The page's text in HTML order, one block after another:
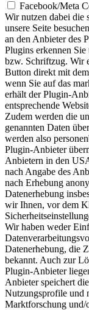
Facebook/Meta
Wir nutzen dabei
unsere Seite
an den Anbieter des
Plugins erkennen
bzw. Schriftzug. Wir
Button direkt mit
wenn Sie auf das
erhält der Plugin-
entsprechende
Zudem werden die
genannten Daten
werden also
Plugin-Anbieter
Anbietern in den
nach Angabe des
nach Erhebung
Datenerhebung
wir Ihnen, vor dem
Wir haben weder
Datenerhebung, die
bekannt. Auch zur
Plugin-Anbieter
Anbieter speichert
Nutzungsprofile und
Marktforschung und/